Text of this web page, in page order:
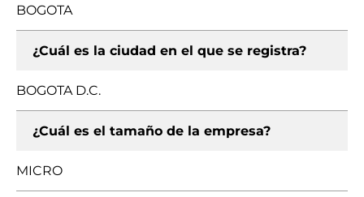
BOGOTA
¿Cuál es la ciudad en el que se registra?
BOGOTA D.C.
¿Cuál es el tamaño de la empresa?
MICRO